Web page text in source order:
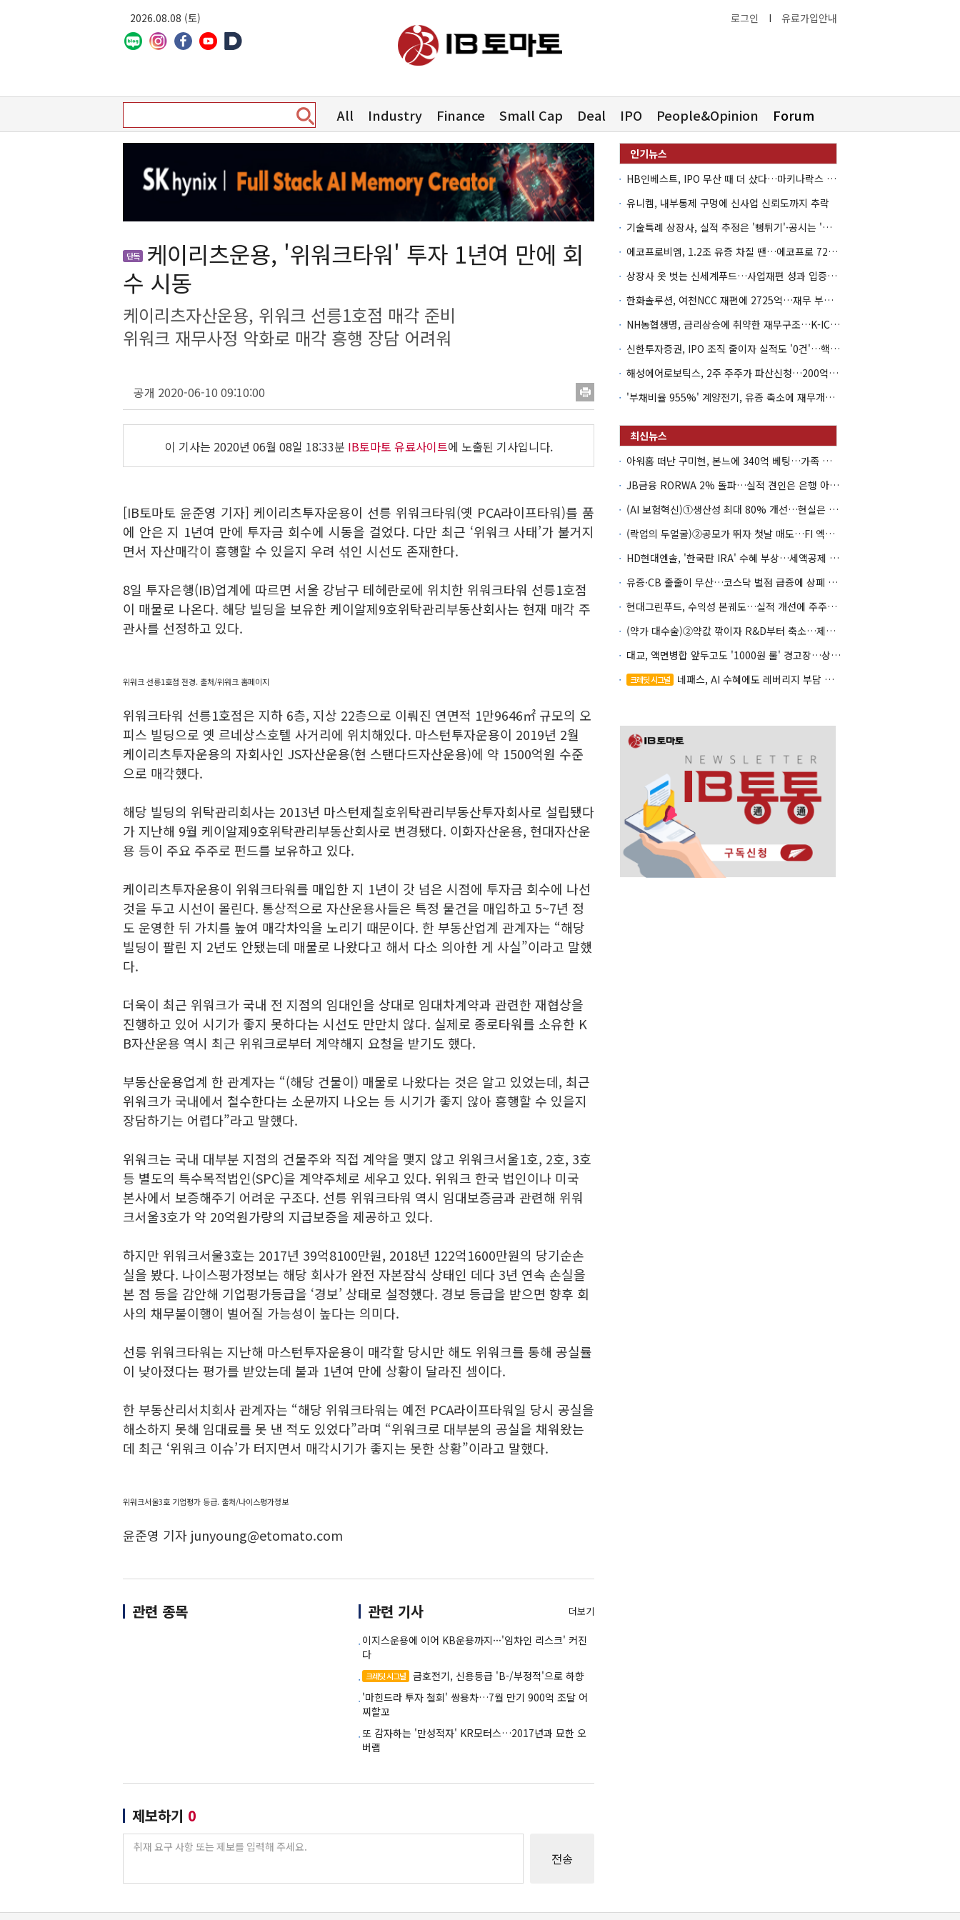
2026.08.08 (토) 로그인 I 유료가입안내
All Industry Finance Small Cap Deal IPO People&Opinion Forum
단독
케이리츠운용, '위워크타워' 투자 1년여 만에 회
수 시동
케이리츠자산운용, 위워크 선릉1호점 매각 준비
위워크 재무사정 악화로 매각 흥행 장담 어려워
공개 2020-06-10 09:10:00
이 기사는 2020년 06월 08일 18:33분 IB토마토 유료사이트에 노출된 기사입니다.
[IB토마토 윤준영 기자] 케이리츠투자운용이 선릉 위워크타워(옛 PCA라이프타워)를 품
에 안은 지 1년여 만에 투자금 회수에 시동을 걸었다. 다만 최근 ‘위워크 사태’가 불거지
면서 자산매각이 흥행할 수 있을지 우려 섞인 시선도 존재한다.
8일 투자은행(IB)업계에 따르면 서울 강남구 테헤란로에 위치한 위워크타워 선릉1호점
이 매물로 나온다. 해당 빌딩을 보유한 케이알제9호위탁관리부동산회사는 현재 매각 주
관사를 선정하고 있다.
위워크 선릉1호점 전경. 출처/위워크 홈페이지
위워크타워 선릉1호점은 지하 6층, 지상 22층으로 이뤄진 연면적 1만9646㎡ 규모의 오
피스 빌딩으로 옛 르네상스호텔 사거리에 위치해있다. 마스턴투자운용이 2019년 2월
케이리츠투자운용의 자회사인 JS자산운용(현 스탠다드자산운용)에 약 1500억원 수준
으로 매각했다.
해당 빌딩의 위탁관리회사는 2013년 마스턴제칠호위탁관리부동산투자회사로 설립됐다
가 지난해 9월 케이알제9호위탁관리부동산회사로 변경됐다. 이화자산운용, 현대자산운
용 등이 주요 주주로 펀드를 보유하고 있다.
케이리츠투자운용이 위워크타워를 매입한 지 1년이 갓 넘은 시점에 투자금 회수에 나선
것을 두고 시선이 몰린다. 통상적으로 자산운용사들은 특정 물건을 매입하고 5~7년 정
도 운영한 뒤 가치를 높여 매각차익을 노리기 때문이다. 한 부동산업계 관계자는 “해당
빌딩이 팔린 지 2년도 안됐는데 매물로 나왔다고 해서 다소 의아한 게 사실”이라고 말했
다.
더욱이 최근 위워크가 국내 전 지점의 임대인을 상대로 임대차계약과 관련한 재협상을
진행하고 있어 시기가 좋지 못하다는 시선도 만만치 않다. 실제로 종로타워를 소유한 K
B자산운용 역시 최근 위워크로부터 계약해지 요청을 받기도 했다.
부동산운용업계 한 관계자는 “(해당 건물이) 매물로 나왔다는 것은 알고 있었는데, 최근
위워크가 국내에서 철수한다는 소문까지 나오는 등 시기가 좋지 않아 흥행할 수 있을지
장담하기는 어렵다”라고 말했다.
위워크는 국내 대부분 지점의 건물주와 직접 계약을 맺지 않고 위워크서울1호, 2호, 3호
등 별도의 특수목적법인(SPC)을 계약주체로 세우고 있다. 위워크 한국 법인이나 미국
본사에서 보증해주기 어려운 구조다. 선릉 위워크타워 역시 임대보증금과 관련해 위워
크서울3호가 약 20억원가량의 지급보증을 제공하고 있다.
하지만 위워크서울3호는 2017년 39억8100만원, 2018년 122억1600만원의 당기순손
실을 봤다. 나이스평가정보는 해당 회사가 완전 자본잠식 상태인 데다 3년 연속 손실을
본 점 등을 감안해 기업평가등급을 ‘경보’ 상태로 설정했다. 경보 등급을 받으면 향후 회
사의 채무불이행이 벌어질 가능성이 높다는 의미다.
선릉 위워크타워는 지난해 마스턴투자운용이 매각할 당시만 해도 위워크를 통해 공실률
이 낮아졌다는 평가를 받았는데 불과 1년여 만에 상황이 달라진 셈이다.
한 부동산리서치회사 관계자는 “해당 위워크타워는 예전 PCA라이프타워일 당시 공실을
해소하지 못해 임대료를 못 낸 적도 있었다”라며 “위워크로 대부분의 공실을 채워왔는
데 최근 ‘위워크 이슈’가 터지면서 매각시기가 좋지는 못한 상황”이라고 말했다.
위워크서울3호 기업평가 등급. 출처/나이스평가정보
윤준영 기자 junyoung@etomato.com
관련 종목 관련 기사 더보기
이지스운용에 이어 KB운용까지···'임차인 리스크' 커진
다
크레딧 시그널
금호전기, 신용등급 'B-/부정적'으로 하향
'마힌드라 투자 철회' 쌍용차…7월 만기 900억 조달 어
찌할꼬
또 감자하는 '만성적자' KR모터스…2017년과 묘한 오
버랩
제보하기 0
HB인베스트, IPO 무산 때 더 샀다…마키나락스 투자 2.7배 회수
유니켐, 내부통제 구멍에 신사업 신뢰도까지 추락
기술특례 상장사, 실적 추정은 '뻥튀기'·공시는 '누락'
에코프로비엠, 1.2조 유증 차질 땐…에코프로 7270억 '독박'
상장사 옷 벗는 신세계푸드…사업재편 성과 입증할까
한화솔루션, 여천NCC 재편에 2725억…재무 부담 커지나
NH농협생명, 금리상승에 취약한 재무구조…K-ICS 변동성 '주의보'
신한투자증권, IPO 조직 줄이자 실적도 '0건'…핵심 인력까지 이탈
해성에어로보틱스, 2주 주주가 파산신청…200억 CB 분쟁 확산
'부채비율 955%' 계양전기, 유증 축소에 재무개선 효과 '뚝'
아워홈 떠난 구미현, 본느에 340억 베팅…가족 지배체제 구축
JB금융 RORWA 2% 돌파…실적 견인은 은행 아닌 캐피탈
(AI 보험혁신)①생산성 최대 80% 개선…현실은 '실행 격차'
(락업의 두얼굴)②공모가 뛰자 첫날 매도…FI 엑시트 전략 갈렸다
HD현대엔솔, '한국판 IRA' 수혜 부상…세액공제 선택이 변수
유증·CB 줄줄이 무산…코스닥 벌점 급증에 상폐 압박
현대그린푸드, 수익성 본궤도…실적 개선에 주주환원까지
(약가 대수술)②약값 깎이자 R&D부터 축소…제약업계 비상경영 돌입
대교, 액면병합 앞두고도 '1000원 룰' 경고장…상장유지 시험대
크레딧 시그널 네패스, AI 수혜에도 레버리지 부담 여전